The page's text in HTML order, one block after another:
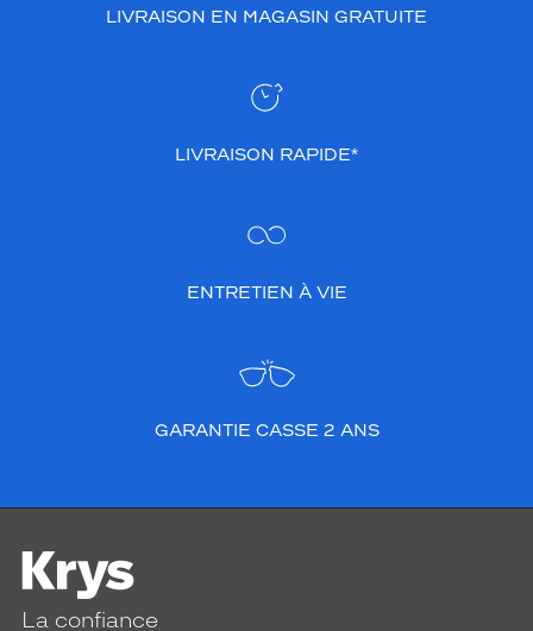
LIVRAISON EN MAGASIN GRATUITE
LIVRAISON RAPIDE*
ENTRETIEN À VIE
GARANTIE CASSE 2 ANS
La confiance